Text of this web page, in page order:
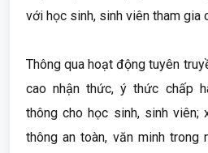
với học sinh, sinh viên tham gia
Thông qua hoạt động tuyên
cao nhận thức, ý thức chấp
thông cho học sinh, sinh viên;
thông an toàn, văn minh trong